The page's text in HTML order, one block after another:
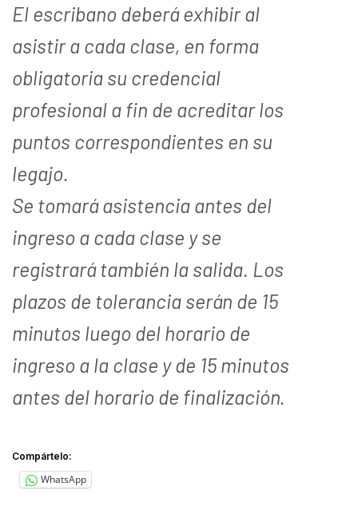
El escribano deberá exhibir al
asistir a cada clase, en forma
obligatoria su credencial
profesional a fin de acreditar los
puntos correspondientes en su
legajo.
Se tomará asistencia antes del
ingreso a cada clase y se
registrará también la salida. Los
plazos de tolerancia serán de 15
minutos luego del horario de
ingreso a la clase y de 15 minutos
antes del horario de finalización.
Compártelo:
WhatsApp